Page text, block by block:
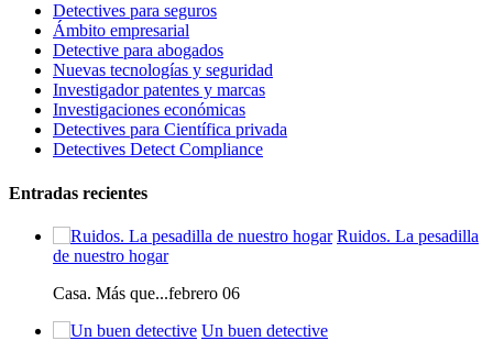
Detectives para seguros
Ámbito empresarial
Detective para abogados
Nuevas tecnologías y seguridad
Investigador patentes y marcas
Investigaciones económicas
Detectives para Científica privada
Detectives Detect Compliance
Entradas recientes
Ruidos. La pesadilla
de nuestro hogar
Casa. Más que...febrero 06
Un buen detective